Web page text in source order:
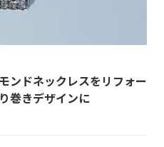
ンドネックレスをリフォー
巻きデザインに